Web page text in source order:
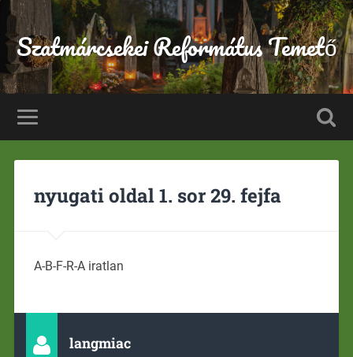
Szatmárcsekei Református Temető
nyugati oldal 1. sor 29. fejfa
A-B-F-R-A iratlan
langmiac